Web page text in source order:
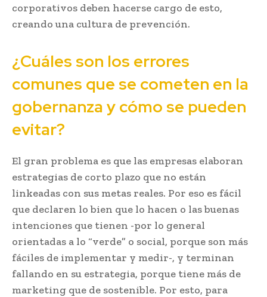
corporativos deben hacerse cargo de esto,
creando una cultura de prevención.
¿Cuáles son los errores
comunes que se cometen en la
gobernanza y cómo se pueden
evitar?
El gran problema es que las empresas elaboran
estrategias de corto plazo que no están
linkeadas con sus metas reales. Por eso es fácil
que declaren lo bien que lo hacen o las buenas
intenciones que tienen -por lo general
orientadas a lo “verde” o social, porque son más
fáciles de implementar y medir-, y terminan
fallando en su estrategia, porque tiene más de
marketing que de sostenible. Por esto, para